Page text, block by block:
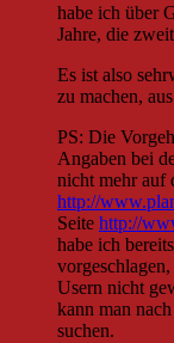
habe ich über
Jahre, die
Es ist also
zu machen,
PS: Die
Angaben bei
nicht mehr auf
http://
Seite http://
habe ich
Usern nicht
kann man
suchen.